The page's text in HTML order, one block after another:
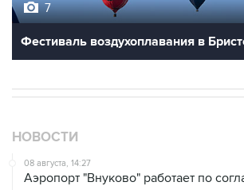
7
Фестиваль воздухоплавания в
НОВОСТИ
08 августа, 14:27
Аэропорт "Внуково" работает по